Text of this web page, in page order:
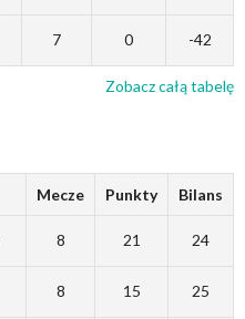
7 0 -42
Zobacz całą tabelę
Mecze Punkty Bilans
8 21 24
8 15 25